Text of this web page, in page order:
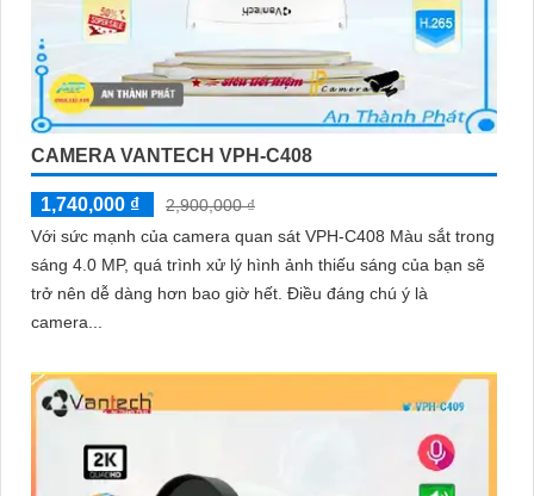
CAMERA VANTECH VPH-C408
1,740,000 ₫
2,900,000 ₫
Với sức mạnh của camera quan sát VPH-C408 Màu sắt trong
sáng 4.0 MP, quá trình xử lý hình ảnh thiếu sáng của bạn sẽ
trở nên dễ dàng hơn bao giờ hết. Điều đáng chú ý là
camera...